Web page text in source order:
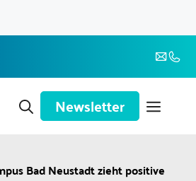
Newsletter
Bad Neustadt zieht positive